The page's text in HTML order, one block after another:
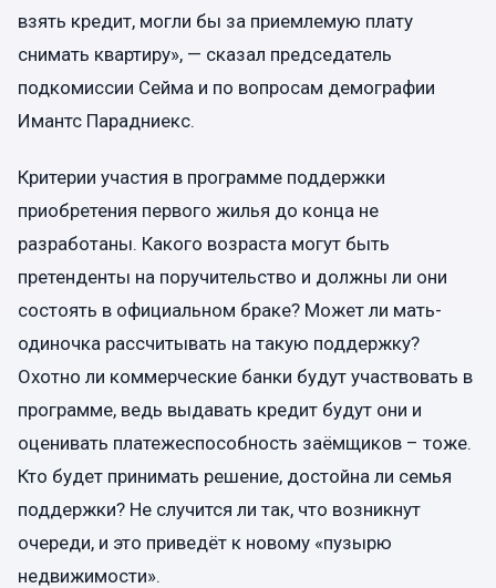
взять кредит, могли бы за приемлемую плату
снимать квартиру», — сказал председатель
подкомиссии Сейма и по вопросам демографии
Имантс Парадниекс.
Критерии участия в программе поддержки
приобретения первого жилья до конца не
разработаны. Какого возраста могут быть
претенденты на поручительство и должны ли они
состоять в официальном браке? Может ли мать-
одиночка рассчитывать на такую поддержку?
Охотно ли коммерческие банки будут участвовать в
программе, ведь выдавать кредит будут они и
оценивать платежеспособность заёмщиков – тоже.
Кто будет принимать решение, достойна ли семья
поддержки? Не случится ли так, что возникнут
очереди, и это приведёт к новому «пузырю
недвижимости».